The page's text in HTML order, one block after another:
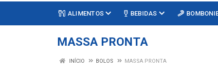
ALIMENTOS BEBIDAS
MASSA PRONTA
INÍCIO BOLOS MASSA PRONTA